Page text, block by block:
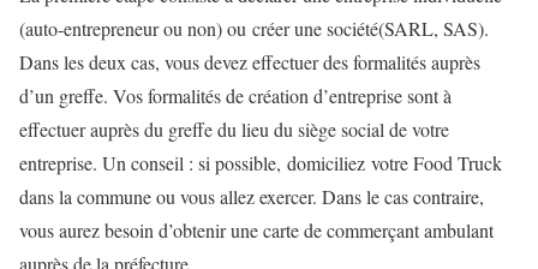
(auto-entrepreneur ou non) ou créer une société(SARL, SAS).
Dans les deux cas, vous devez effectuer des formalités auprès
d’un greffe. Vos formalités de création d’entreprise sont à
effectuer auprès du greffe du lieu du siège social de votre
entreprise. Un conseil : si possible, domiciliez votre Food Truck
dans la commune ou vous allez exercer. Dans le cas contraire,
vous aurez besoin d’obtenir une carte de commerçant ambulant
auprès de la préfecture.